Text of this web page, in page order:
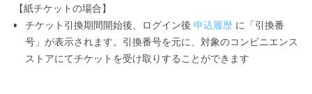
【紙チケットの場合】
チケット引換期間開始後、ログイン後 申込履歴 に「引換番
号」が表示されます。引換番号を元に、対象のコンビニエンス
ストアにてチケットを受け取りすることができます